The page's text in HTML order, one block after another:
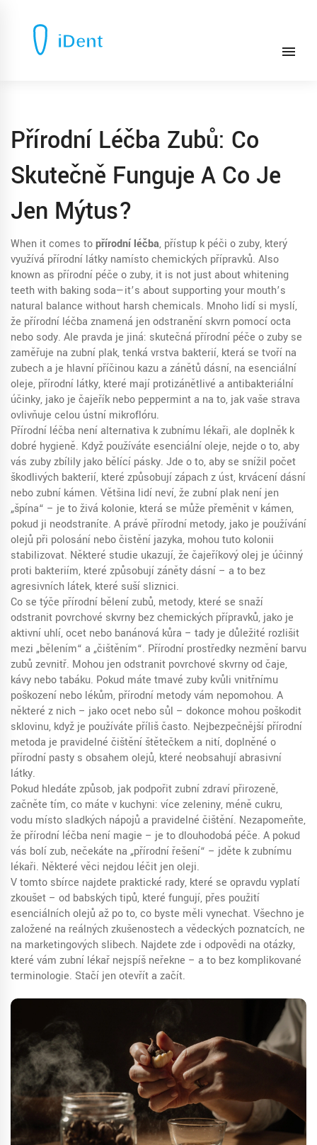
Přírodní Léčba Zubů: Co
Skutečně Funguje A Co Je
Jen Mýtus?
When it comes topřírodní léčba, přístup k péči o zuby, který
využívá přírodní látky namísto chemických přípravků. Also
known as přírodní péče o zuby, it is not just about whitening
teeth with baking soda—it’s about supporting your mouth’s
natural balance without harsh chemicals. Mnoho lidí si myslí,
že přírodní léčba znamená jen odstranění skvrn pomocí octa
nebo sody. Ale pravda je jiná: skutečná přírodní péče o zuby se
zaměřuje na zubní plak,tenká vrstva bakterií, která se tvoří na
zubech a je hlavní příčinou kazu a zánětů dásní, na esenciální
oleje, přírodní látky, které mají protizánětlivé a antibakteriální
účinky, jako je čajeřík nebo pepperminta na to, jak vaše strava
ovlivňuje celou ústní mikroflóru.
Přírodní léčba není alternativa k zubnímu lékaři, ale doplněk k
dobré hygieně. Když používáte esenciální oleje, nejde o to, aby
vás zuby zbílily jako bělící pásky. Jde o to, aby se snížil počet
škodlivých bakterií, které způsobují zápach z úst, krvácení dásní
nebo zubní kámen. Většina lidí neví, že zubní plak není jen
„špína“ – je to živá kolonie, která se může přeměnit v kámen,
pokud ji neodstraníte. A právě přírodní metody, jako je používání
olejů při polosání nebo čistění jazyka, mohou tuto kolonii
stabilizovat. Některé studie ukazují, že čajeříkový olej je účinný
proti bakteriím, které způsobují záněty dásní – a to bez
agresivních látek, které suší sliznici.
Co se týče přírodní bělení zubů, metody, které se snaží
odstranit povrchové skvrny bez chemických přípravků, jako je
aktivní uhlí, ocet nebo banánová kůra – tady je důležité rozlišit
mezi „bělením“ a „čištěním“. Přírodní prostředky nezmění barvu
zubů zevnitř. Mohou jen odstranit povrchové skvrny od čaje,
kávy nebo tabáku. Pokud máte tmavé zuby kvůli vnitřnímu
poškození nebo lékům, přírodní metody vám nepomohou. A
některé z nich – jako ocet nebo sůl – dokonce mohou poškodit
sklovinu, když je používáte příliš často. Nejbezpečnější přírodní
metoda je pravidelné čištění štětečkem a nití, doplněné o
přírodní pasty s obsahem olejů, které neobsahují abrasivní
látky.
Pokud hledáte způsob, jak podpořit zubní zdraví přirozeně,
začněte tím, co máte v kuchyni: více zeleniny, méně cukru,
vodu místo sladkých nápojů a pravidelné čištění. Nezapomeňte,
že přírodní léčba není magie – je to dlouhodobá péče. A pokud
vás bolí zub, nečekáte na „přírodní řešení“ – jděte k zubnímu
lékaři. Některé věci nejdou léčit jen oleji.
V tomto sbírce najdete praktické rady, které se opravdu vyplatí
zkoušet – od babských tipů, které fungují, přes použití
esenciálních olejů až po to, co byste měli vynechat. Všechno je
založené na reálných zkušenostech a vědeckých poznatcích, ne
na marketingových slibech. Najdete zde i odpovědi na otázky,
které vám zubní lékař nejspíš neřekne – a to bez komplikované
terminologie. Stačí jen otevřít a začít.